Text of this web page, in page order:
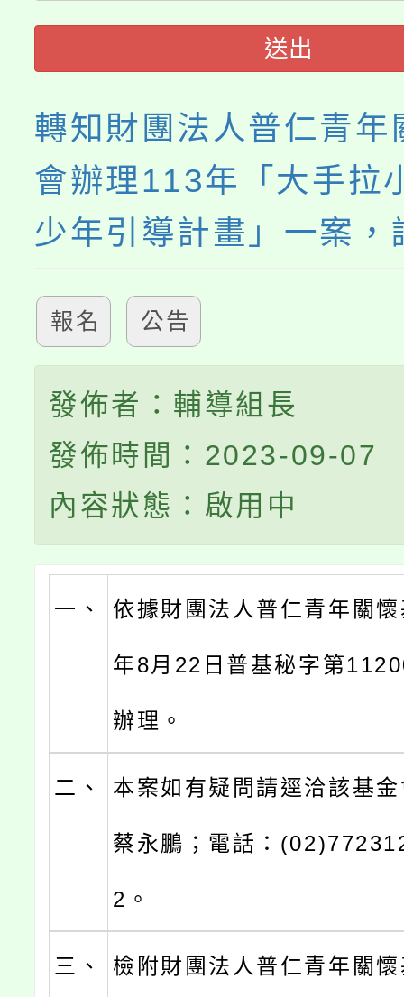
程，歡迎學生輔導中心
心理、諮商輔導、社會
系所師生報名參加。
送出
轉知財團法人普仁青年
會辦理113年「大手拉
少年引導計畫」一案，
報名 公告
發佈者：輔導組長
發佈時間：2023-09-07
內容狀態：啟用中
一、 依據財團法人普仁青年關
年8月22日普基秘字第
辦理。
二、 本案如有疑問請逕洽該基
蔡永鵬；電話：
2。
三、 檢附財團法人普仁青年關